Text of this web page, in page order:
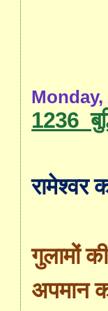
रामेश्वर
गुलामों
अपमान